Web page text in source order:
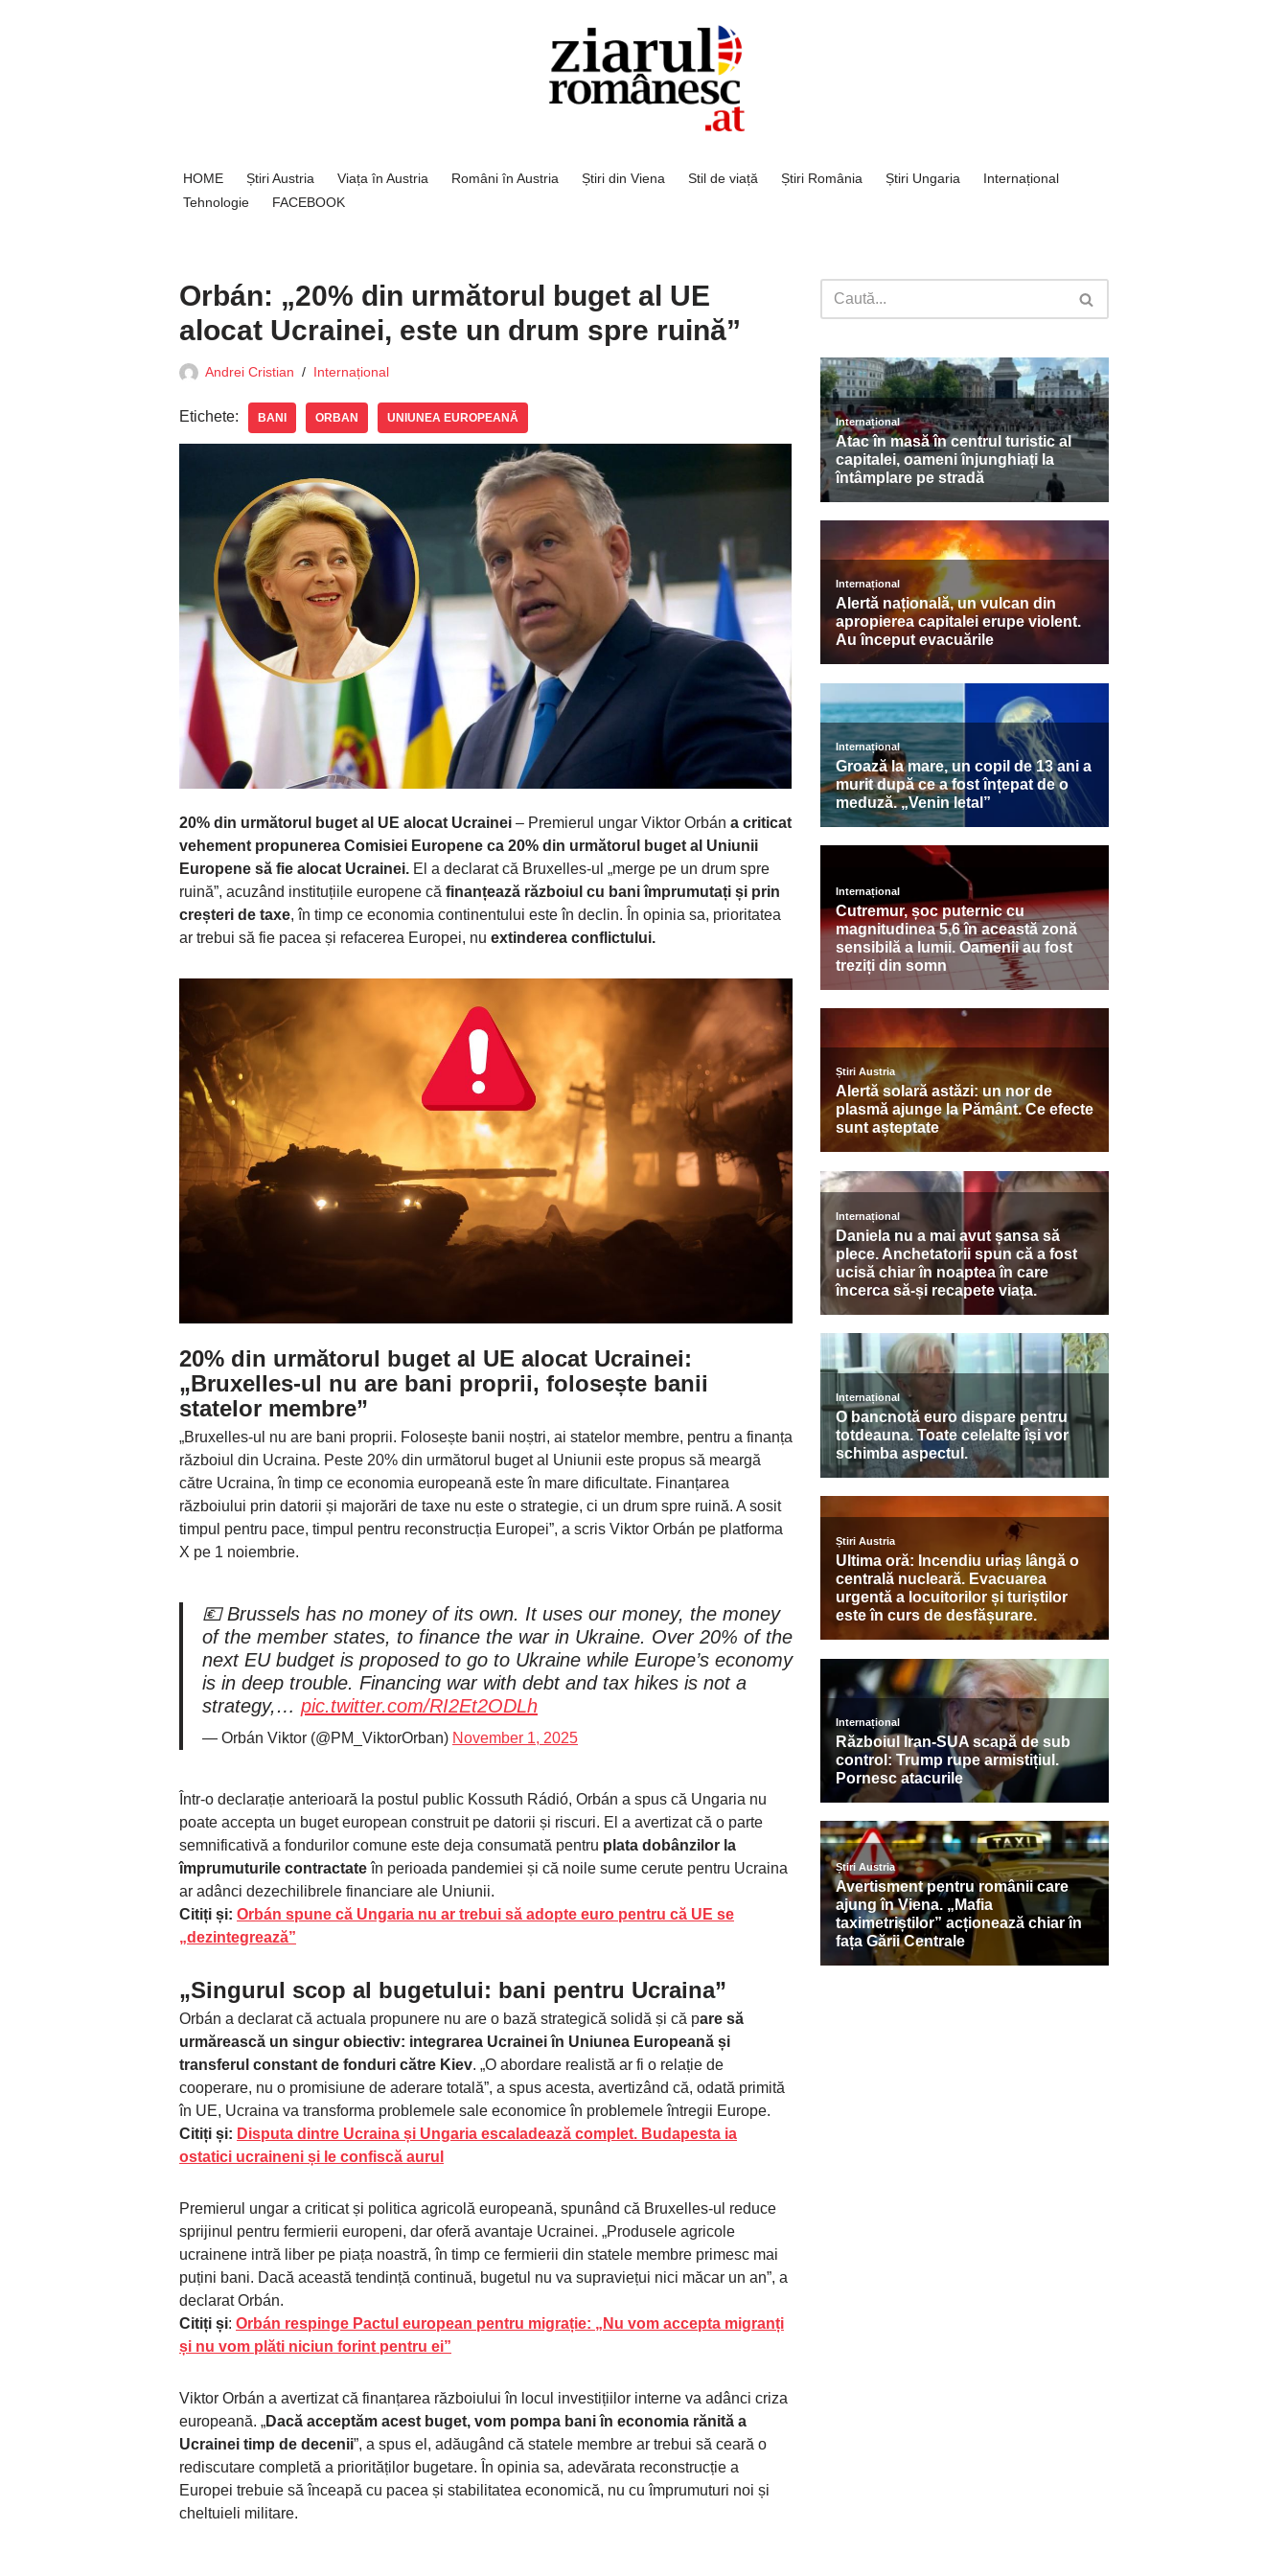
HOME Știri Austria Viața în Austria Români în Austria Știri din Viena Stil de viață Știri România Știri Ungaria
Internațional
Tehnologie
FACEBOOK
Orbán: „20% din următorul buget al UE
alocat Ucrainei, este un drum spre ruină”
Andrei Cristian Internațional
Etichete: BANI ORBAN UNIUNEA EUROPEANĂ
20% din următorul buget al UE alocat Ucrainei – Premierul ungar Viktor Orbán a criticat
vehement propunerea Comisiei Europene ca 20% din următorul buget al Uniunii
Europene să fie alocat Ucrainei. El a declarat că Bruxelles-ul „merge pe un drum spre
ruină”, acuzând instituțiile europene că finanțează războiul cu bani împrumutați și prin
creșteri de taxe, în timp ce economia continentului este în declin. În opinia sa, prioritatea
ar trebui să fie pacea și refacerea Europei, nu extinderea conflictului.
20% din următorul buget al UE alocat Ucrainei:
„Bruxelles-ul nu are bani proprii, folosește banii
statelor membre”
„Bruxelles-ul nu are bani proprii. Folosește banii noștri, ai statelor membre, pentru a finanța
războiul din Ucraina. Peste 20% din următorul buget al Uniunii este propus să meargă
către Ucraina, în timp ce economia europeană este în mare dificultate. Finanțarea
războiului prin datorii și majorări de taxe nu este o strategie, ci un drum spre ruină. A sosit
timpul pentru pace, timpul pentru reconstrucția Europei”, a scris Viktor Orbán pe platforma
X pe 1 noiembrie.
💶 Brussels has no money of its own. It uses our money, the money
of the member states, to finance the war in Ukraine. Over 20% of the
next EU budget is proposed to go to Ukraine while Europe’s economy
is in deep trouble. Financing war with debt and tax hikes is not a
strategy,… pic.twitter.com/RI2Et2ODLh
— Orbán Viktor (@PM_ViktorOrban) November 1, 2025
Într-o declarație anterioară la postul public Kossuth Rádió, Orbán a spus că Ungaria nu
poate accepta un buget european construit pe datorii și riscuri. El a avertizat că o parte
semnificativă a fondurilor comune este deja consumată pentru plata dobânzilor la
împrumuturile contractateîn perioada pandemiei și că noile sume cerute pentru Ucraina
ar adânci dezechilibrele financiare ale Uniunii.
Citiți și: Orbán spune că Ungaria nu ar trebui să adopte euro pentru că UE se
„dezintegrează”
„Singurul scop al bugetului: bani pentru Ucraina”
Orbán a declarat că actuala propunere nu are o bază strategică solidă și că pare să
urmărească un singur obiectiv: integrarea Ucrainei în Uniunea Europeană și
transferul constant de fonduri către Kiev. „O abordare realistă ar fi o relație de
cooperare, nu o promisiune de aderare totală”, a spus acesta, avertizând că, odată primită
în UE, Ucraina va transforma problemele sale economice în problemele întregii Europe.
Citiți și: Disputa dintre Ucraina și Ungaria escaladează complet. Budapesta ia
ostatici ucraineni și le confiscă aurul
Premierul ungar a criticat și politica agricolă europeană, spunând că Bruxelles-ul reduce
sprijinul pentru fermierii europeni, dar oferă avantaje Ucrainei. „Produsele agricole
ucrainene intră liber pe piața noastră, în timp ce fermierii din statele membre primesc mai
puțini bani. Dacă această tendință continuă, bugetul nu va supraviețui nici măcar un an”, a
declarat Orbán.
Citiți și: Orbán respinge Pactul european pentru migrație: „Nu vom accepta migranți
și nu vom plăti niciun forint pentru ei”
Viktor Orbán a avertizat că finanțarea războiului în locul investițiilor interne va adânci criza
europeană. „Dacă acceptăm acest buget, vom pompa bani în economia rănită a
Ucrainei timp de decenii”, a spus el, adăugând că statele membre ar trebui să ceară o
rediscutare completă a priorităților bugetare. În opinia sa, adevărata reconstrucție a
Europei trebuie să înceapă cu pacea și stabilitatea economică, nu cu împrumuturi noi și
cheltuieli militare.